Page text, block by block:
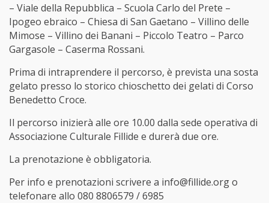
– Viale della Repubblica – Scuola Carlo del Prete –
Ipogeo ebraico – Chiesa di San Gaetano – Villino delle
Mimose – Villino dei Banani – Piccolo Teatro – Parco
Gargasole – Caserma Rossani.
Prima di intraprendere il percorso, è prevista una sosta
gelato presso lo storico chioschetto dei gelati di Corso
Benedetto Croce.
Il percorso inizierà alle ore 10.00 dalla sede operativa di
Associazione Culturale Fillide e durerà due ore.
La prenotazione è obbligatoria.
Per info e prenotazioni scrivere a info@fillide.org o
telefonare allo 080 8806579 / 6985